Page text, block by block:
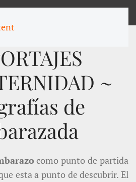
~
de
como punto de partida
esta a punto de descubrir. El